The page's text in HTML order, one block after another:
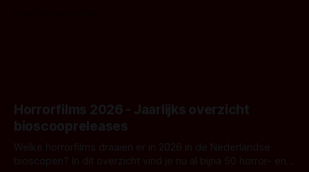
Horrorfilms 2026 - Jaarlijks overzicht
bioscoopreleases
Welke horrorfilms draaien er in 2026 in de Nederlandse
bioscopen? In dit overzicht vind je nu al bijna 50 horror- en